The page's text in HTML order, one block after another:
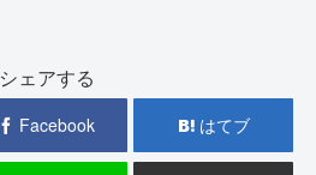
シェアする
Facebook はてブ